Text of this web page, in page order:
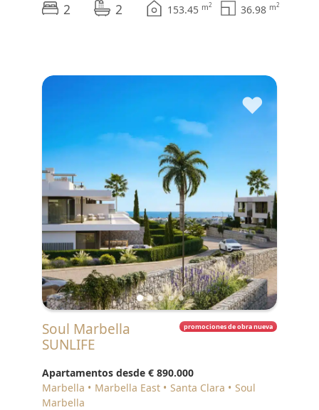
2 2 153.45 m2 36.98 m2
♥
promociones de obra nueva
Soul Marbella
SUNLIFE
Apartamentos desde € 890.000
Marbella
Marbella East Santa Clara
Soul
Marbella